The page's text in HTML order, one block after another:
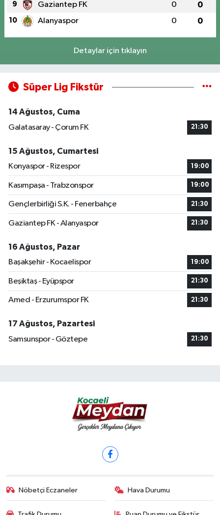
9 Gaziantep FK 0 0
10 Alanyaspor 0 0
Detaylar için tıklayın
Süper Lig Fikstür
14 Ağustos, Cuma
Galatasaray - Çorum FK
21:30
15 Ağustos, Cumartesi
Konyaspor - Rizespor
19:00
Kasımpaşa - Trabzonspor 19:00
Gençlerbirliği S.K. - Fenerbahçe 21:30
Gaziantep FK - Alanyaspor 21:30
16 Ağustos, Pazar
Başakşehir - Kocaelispor
19:00
Beşiktaş - Eyüpspor 21:30
Amed - Erzurumspor FK 21:30
17 Ağustos, Pazartesi
Samsunspor - Göztepe
21:30
Nöbetçi Eczaneler Hava Durumu